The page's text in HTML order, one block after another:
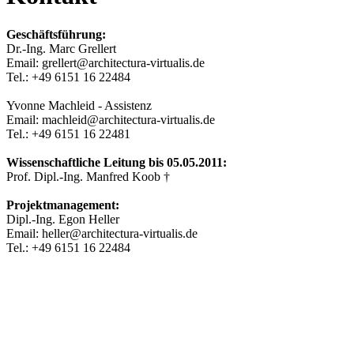
Geschäftsführung:
Dr.-Ing. Marc Grellert
Email: grellert@architectura-virtualis.de
Tel.: +49 6151 16 22484
Yvonne Machleid - Assistenz
Email: machleid@architectura-virtualis.de
Tel.: +49 6151 16 22481
Wissenschaftliche Leitung bis 05.05.2011:
Prof. Dipl.-Ing. Manfred Koob †
Projektmanagement:
Dipl.-Ing. Egon Heller
Email: heller@architectura-virtualis.de
Tel.: +49 6151 16 22484